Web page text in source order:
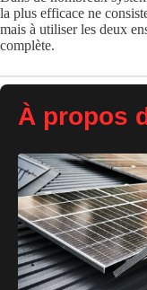
la plus efficace ne
mais à utiliser les deux
complète.
À propos